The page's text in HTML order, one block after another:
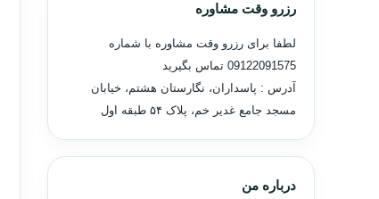
رزرو وقت مشاوره
لطفا برای رزرو وقت مشاوره با شماره
09122091575 تماس بگیرید
آدرس : پاسداران، نگارستان هشتم، خیابان
مسجد جامع غدیر خم، پلاک ۵۴ طبقه اول
درباره من